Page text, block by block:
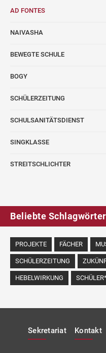
AD FONTES
NAIVASHA
BEWEGTE SCHULE
BOGY
SCHÜLERZEITUNG
SCHULSANITÄTSDIENST
SINGKLASSE
STREITSCHLICHTER
Beliebte Schlagwörter
PROJEKTE FÄCHER
SCHÜLERZEITUNG
HEBELWIRKUNG
Sekretariat Kontakt